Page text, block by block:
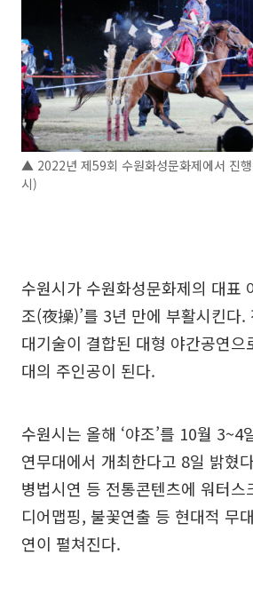
▲ 2022년 제59회 수원화성문화제에서 진
시)
수원시가 수원화성문화제의 대표
조(夜操)’를 3년 만에 부활시킨다.
대기술이 결합된 대형 야간공연으
대의 주인공이 된다.
수원시는 올해 ‘야조’를 10월 3~4
연무대에서 개최한다고 8일 밝혔
병법시연 등 전통콘텐츠에 워터스
디어맵핑, 불꽃연출 등 현대적 무
연이 펼쳐진다.